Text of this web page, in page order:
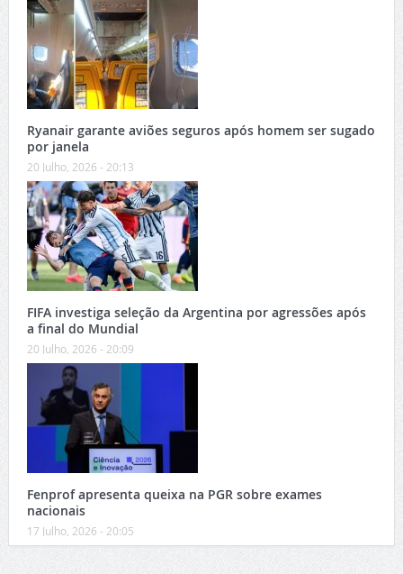
Ryanair garante aviões seguros após homem ser sugado
por janela
20 Julho, 2026 - 20:13
FIFA investiga seleção da Argentina por agressões após
a final do Mundial
20 Julho, 2026 - 20:09
Fenprof apresenta queixa na PGR sobre exames
nacionais
17 Julho, 2026 - 20:05